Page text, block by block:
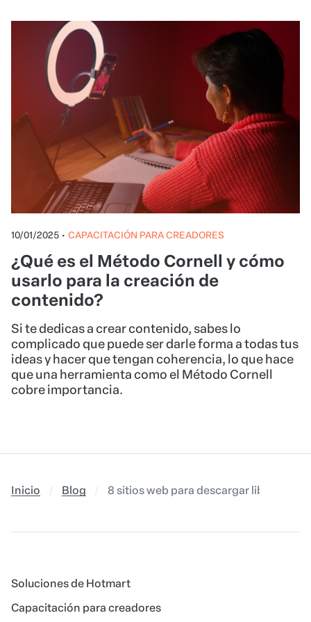
10/01/2025 • CAPACITACIÓN PARA CREADORES
¿Qué es el Método Cornell y cómo
usarlo para la creación de
contenido?
Si te dedicas a crear contenido, sabes lo
complicado que puede ser darle forma a todas tus
ideas y hacer que tengan coherencia, lo que hace
que una herramienta como el Método Cornell
cobre importancia.
Inicio Blog 8 sitios web para descargar libros
Soluciones de Hotmart
Capacitación para creadores